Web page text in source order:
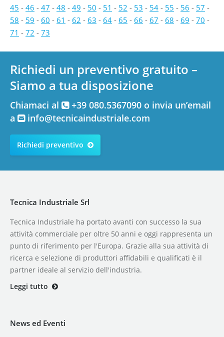
45 - 46 - 47 - 48 - 49 - 50 - 51 - 52 - 53 - 54 - 55 - 56 - 57 -
58 - 59 - 60 - 61 - 62 - 63 - 64 - 65 - 66 - 67 - 68 - 69 - 70 -
71 - 72 - 73
Richiedi un preventivo gratuito –
Siamo a tua disposizione
Chiamaci al
+39 080.5367090 o invia un’email
a
info@tecnicaindustriale.com
Richiedi preventivo
Tecnica Industriale Srl
Tecnica Industriale ha portato avanti con successo la sua
attività commerciale per oltre 50 anni e oggi rappresenta un
punto di riferimento per l'Europa. Grazie alla sua attività di
ricerca e selezione di produttori affidabili e qualificati è il
partner ideale al servizio dell'industria.
Leggi tutto
News ed Eventi